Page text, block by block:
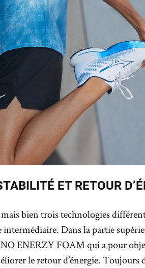
ET RETOUR
bien trois technologies
Dans la partie
ENERZY FOAM qui a pour
le retour d’énergie. Toujours